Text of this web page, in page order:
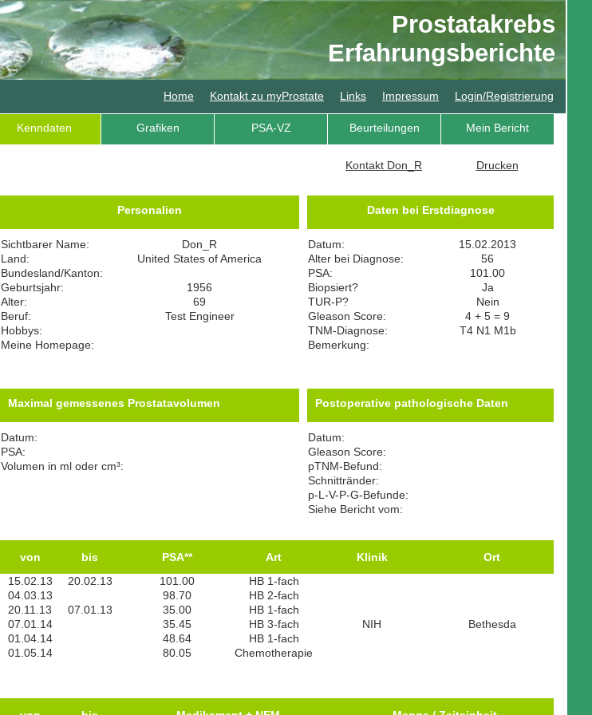
Prostatakrebs
Erfahrungsberichte
Home Kontakt zu myProstate Links Impressum Login/Registrierung
Kenndaten Grafiken PSA-VZ Beurteilungen Mein Bericht
Kontakt Don_R Drucken
Personalien
Sichtbarer Name:
Don_R
Land:
United States of America
Bundesland/Kanton:
Geburtsjahr:
1956
Alter:
69
Beruf:
Test Engineer
Hobbys:
Meine Homepage:
Daten bei Erstdiagnose
Datum:
15.02.2013
Alter bei Diagnose:
56
PSA:
101.00
Biopsiert?
Ja
TUR-P?
Nein
Gleason Score:
4 + 5 = 9
TNM-Diagnose:
T4 N1 M1b
Bemerkung:
Maximal gemessenes Prostatavolumen
Datum:
PSA:
Volumen in ml oder cm³:
Postoperative pathologische Daten
Datum:
Gleason Score:
pTNM-Befund:
Schnittränder:
p-L-V-P-G-Befunde:
Siehe Bericht vom:
von bis PSA** Art Klinik
Ort
15.02.13
20.02.13 101.00
HB 1-fach
04.03.13
98.70
HB 2-fach
20.11.13
07.01.13 35.00
HB 1-fach
07.01.14
35.45 HB 3-fach NIH
Bethesda
01.04.14
48.64
HB 1-fach
01.05.14
80.05 Chemotherapie